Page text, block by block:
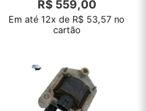
R$559,00
Em até 12x de R$ 53,57 no
cartão